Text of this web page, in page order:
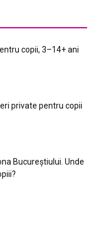
copii, 3–14+ ani
private pentru copii
Bucureştiului. Unde